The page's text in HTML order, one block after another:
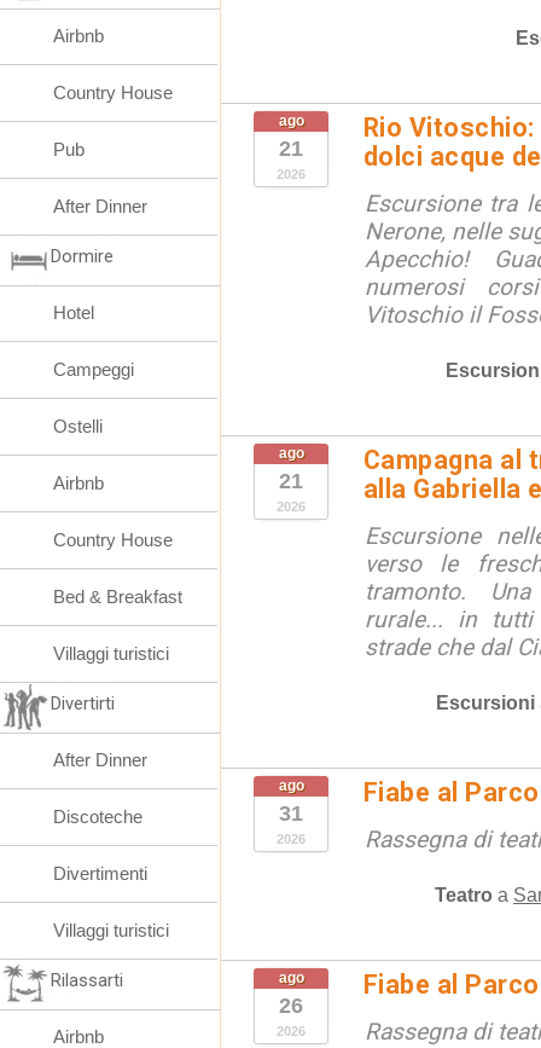
ago
21
2026
Rio
dolci acque
Escursione tra
Nerone, nelle
Apecchio!
numerosi
Vitoschio il
ago
21
2026
Campagna al
alla Gabriella
Escursione
verso le
tramonto.
rurale... in
strade che dal
Escursioni
ago
31
2026
Fiabe al
Rassegna di
Teatro a
ago
26
2026
Fiabe al
Rassegna di
Airbnb
Country House
Pub
After Dinner
Dormire
Hotel
Campeggi
Ostelli
Airbnb
Country House
Bed & Breakfast
Villaggi turistici
Divertirti
After Dinner
Discoteche
Divertimenti
Villaggi turistici
Rilassarti
Airbnb